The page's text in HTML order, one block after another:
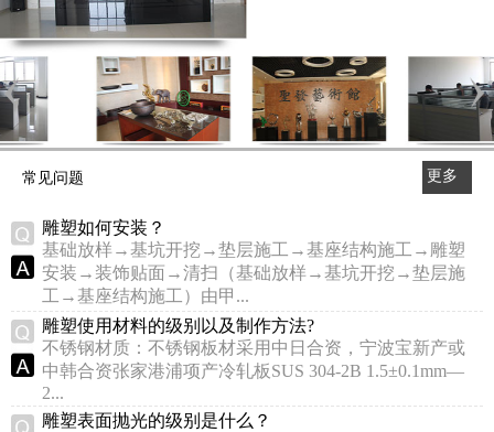
常见问题
更多
雕塑如何安装？
基础放样→基坑开挖→垫层施工→基座结构施工→雕塑
安装→装饰贴面→清扫（基础放样→基坑开挖→垫层施
工→基座结构施工）由甲...
雕塑使用材料的级别以及制作方法?
不锈钢材质：不锈钢板材采用中日合资，宁波宝新产或
中韩合资张家港浦项产冷轧板SUS 304-2B 1.5±0.1mm—
2...
雕塑表面抛光的级别是什么？